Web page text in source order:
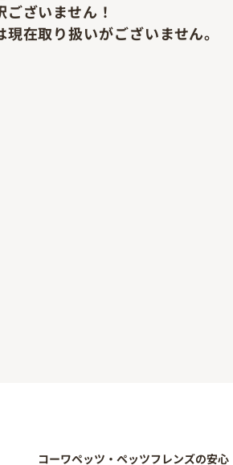
ございません！
現在取り扱いがございません。
コーワペッツ・ペッツフレンズの安心